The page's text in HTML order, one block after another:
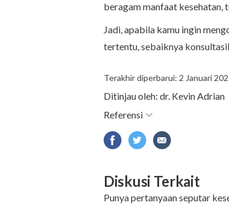
beragam manfaat kesehatan,
Jadi, apabila kamu ingin
tertentu, sebaiknya
Terakhir diperbarui: 2 Januari